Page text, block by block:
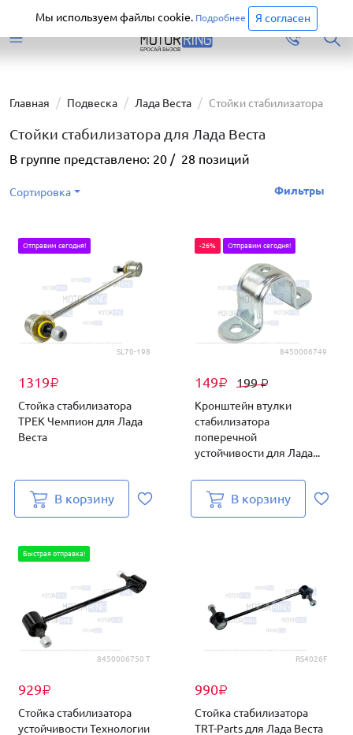
Перейти
Главная Подвеска Лада Веста Cтойки стабилизатора
Cтойки стабилизатора для Лада Веста
В группе представлено: 20 / 28 позиций
Сортировка Фильтры
SL70-198
1319₽
Отправим сегодня!
Стойка стабилизатора
ТРЕК Чемпион для Лада
Веста
В корзину
8450006749
149₽ 199₽
-26% Отправим сегодня!
Кронштейн втулки
стабилизатора
поперечной
устойчивости для Лада...
В корзину
8450006750 Т
929₽
Быстрая отправка!
Стойка стабилизатора
устойчивости Технологии
RS4026F
990₽
Стойка стабилизатора
TRT-Parts для Лада Веста
Мы используем файлы cookie. Подробнее Я согласен